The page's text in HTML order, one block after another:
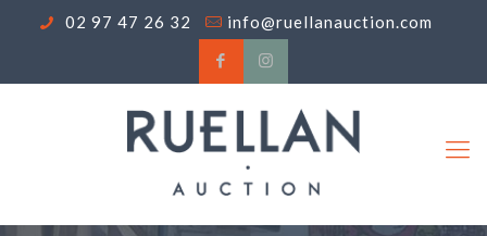
02 97 47 26 32 info@ruellanauction.com